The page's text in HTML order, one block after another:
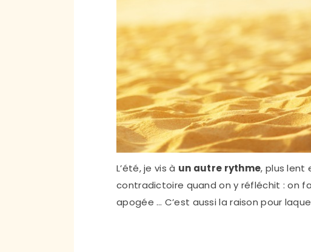
L’été, je vis à un autre rythme, plus lent
contradictoire quand on y réfléchit : on
apogée … C’est aussi la raison pour